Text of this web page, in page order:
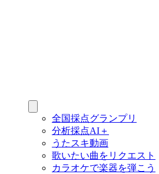
全国採点グランプリ
分析採点AI＋
うたスキ動画
歌いたい曲をリクエスト
カラオケで楽器を弾こう